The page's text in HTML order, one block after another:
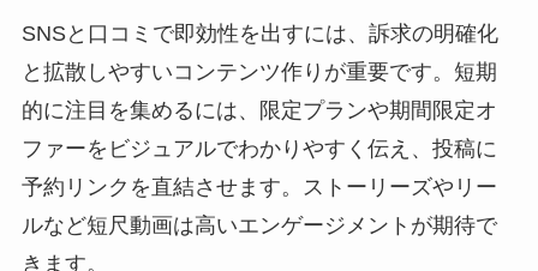
SNSと口コミで即効性を出すには、訴求の明確化
と拡散しやすいコンテンツ作りが重要です。短期
的に注目を集めるには、限定プランや期間限定オ
ファーをビジュアルでわかりやすく伝え、投稿に
予約リンクを直結させます。ストーリーズやリー
ルなど短尺動画は高いエンゲージメントが期待で
きます。